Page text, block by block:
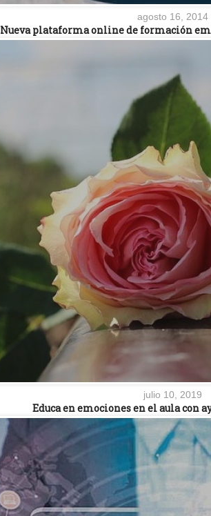
agosto 16, 2014
Nueva plataforma online de formación
julio 10, 2019
Educa en emociones en el aula con